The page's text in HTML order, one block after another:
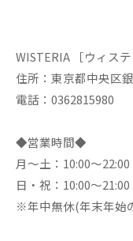
WISTERIA ［ウィステ
住所：東京都中央区
電話：0362815980
◆営業時間◆
月～土：10:00～22:00
日・祝：10:00～21:00
※年中無休(年末年始